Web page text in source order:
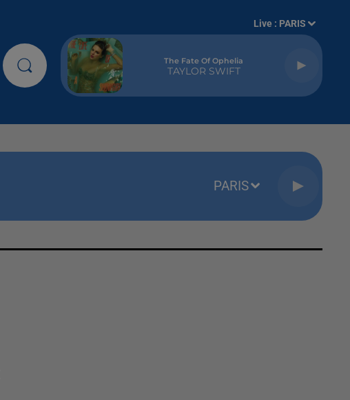
Live : PARIS
The Fate Of Ophelia
TAYLOR SWIFT
PARIS